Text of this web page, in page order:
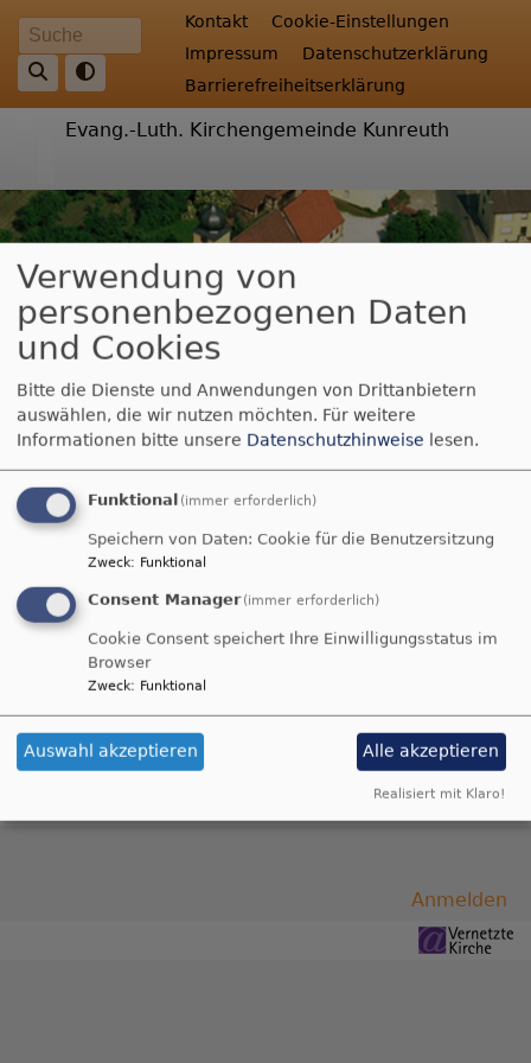
Direkt
zum
Inhalt
Suche Fußbereichsmenü
Kontakt
Cookie-Einstellungen
Impressum
Datenschutzerklärung
Barrierefreiheitserklärung
Evang.-Luth. Kirchengemeinde Kunreuth
Hauptnavigation
Breadcrumb
Startseite
Krabbelgruppe
im Moment gibt es keine Krabbelgruppe
Bei Interesse bitte im Pfarramt melden.
Anmelden
Verwendung von
personenbezogenen Daten
und Cookies
Bitte die Dienste und Anwendungen von Drittanbietern
auswählen, die wir nutzen möchten. Für weitere
Informationen bitte unsere Datenschutzhinweise lesen.
Funktional (immer erforderlich)
Speichern von Daten: Cookie für die Benutzersitzung
Zweck: Funktional
Consent Manager (immer erforderlich)
Cookie Consent speichert Ihre Einwilligungsstatus im
Browser
Zweck: Funktional
Auswahl akzeptieren Alle akzeptieren
Realisiert mit Klaro!